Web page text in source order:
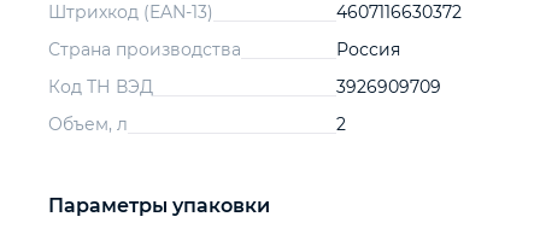
Штрихкод (EAN-13)
4607116630372
Страна производства
Россия
Код ТН ВЭД
3926909709
Объем, л
2
Параметры упаковки